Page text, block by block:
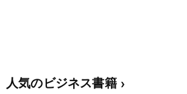
人気のビジネス書籍